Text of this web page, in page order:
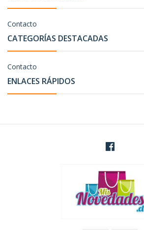
Contacto
CATEGORÍAS DESTACADAS
Contacto
ENLACES RÁPIDOS